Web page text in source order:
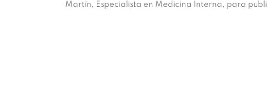
Martín, Especialista en Medicina Interna, para